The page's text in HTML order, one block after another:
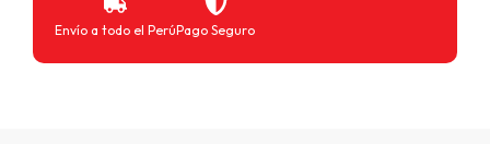
Envío a todo el PerúPago Seguro